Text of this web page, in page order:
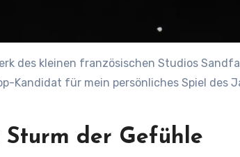
des kleinen französischen Studios
Kandidat für mein persönliches Spiel des
Sturm der Gefühle